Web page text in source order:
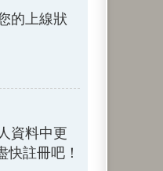
的上線狀
資料中更
註冊吧！